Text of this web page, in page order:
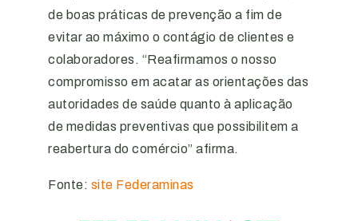
de boas práticas de prevenção a fim de
evitar ao máximo o contágio de clientes e
colaboradores. “Reafirmamos o nosso
compromisso em acatar as orientações das
autoridades de saúde quanto à aplicação
de medidas preventivas que possibilitem a
reabertura do comércio” afirma.
Fonte: site Federaminas